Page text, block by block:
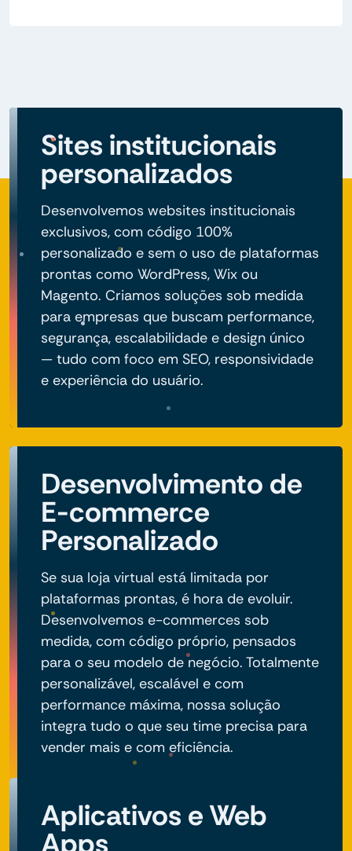
Sites institucionais
personalizados
Desenvolvemos websites institucionais
exclusivos, com código 100%
personalizado e sem o uso de plataformas
prontas como WordPress, Wix ou
Magento. Criamos soluções sob medida
para empresas que buscam performance,
segurança, escalabilidade e design único
— tudo com foco em SEO, responsividade
e experiência do usuário.
Desenvolvimento de
E-commerce
Personalizado
Se sua loja virtual está limitada por
plataformas prontas, é hora de evoluir.
Desenvolvemos e-commerces sob
medida, com código próprio, pensados
para o seu modelo de negócio. Totalmente
personalizável, escalável e com
performance máxima, nossa solução
integra tudo o que seu time precisa para
vender mais e com eficiência.
Aplicativos e Web
Apps